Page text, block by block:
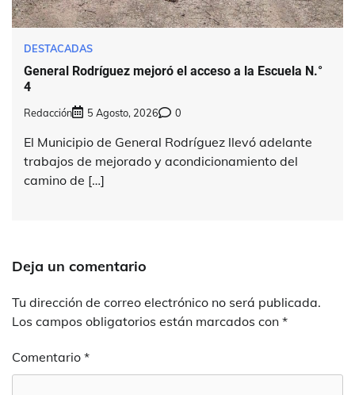
DESTACADAS
General Rodríguez mejoró el acceso a la Escuela N.°
4
Redacción 5 Agosto, 2026 0
El Municipio de General Rodríguez llevó adelante
trabajos de mejorado y acondicionamiento del
camino de […]
Deja un comentario
Tu dirección de correo electrónico no será publicada.
Los campos obligatorios están marcados con *
Comentario *